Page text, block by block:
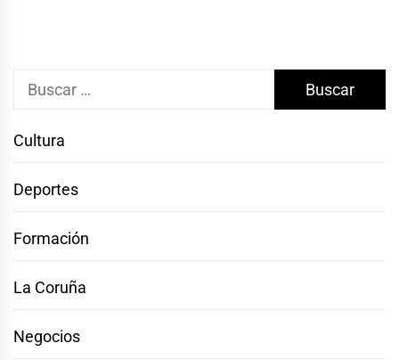
Buscar:
Cultura
Deportes
Formación
La Coruña
Negocios